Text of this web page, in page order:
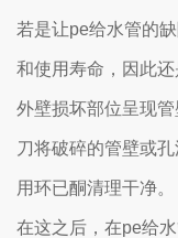
若是让pe给水管的
和使用寿命，因此
外壁损坏部位呈现
刀将破碎的管壁或
用环已酮清理干净。
在这之后，在pe给